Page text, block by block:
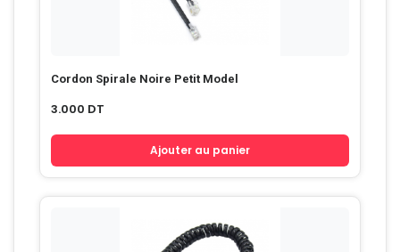
Cordon Spirale Noire Petit Model
3.000 DT
Ajouter au panier